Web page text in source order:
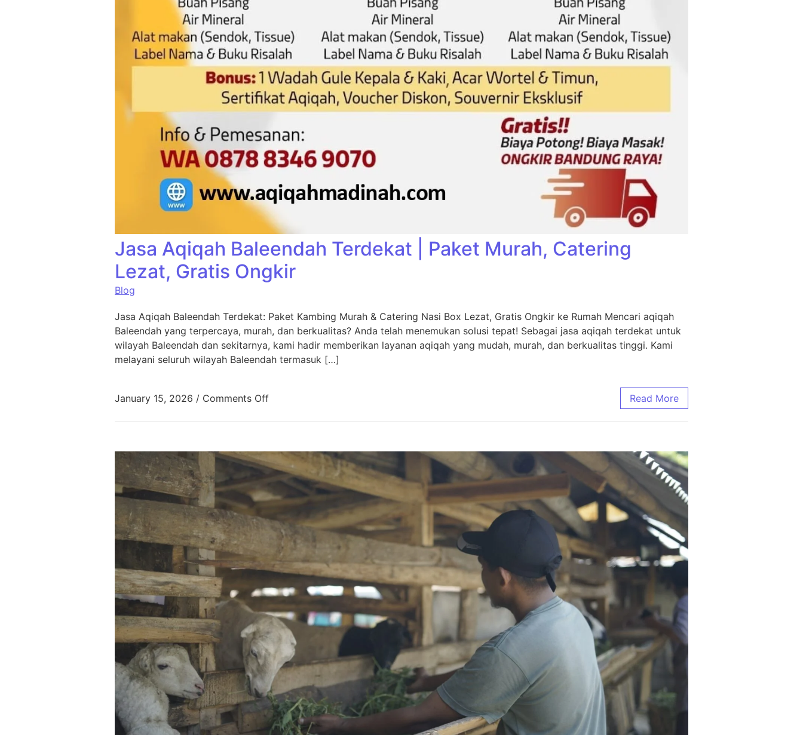
Jasa Aqiqah Baleendah Terdekat | Paket Murah, Catering
Lezat, Gratis Ongkir
Blog
Jasa Aqiqah Baleendah Terdekat: Paket Kambing Murah & Catering Nasi Box Lezat, Gratis Ongkir ke Rumah Mencari aqiqah
Baleendah yang terpercaya, murah, dan berkualitas? Anda telah menemukan solusi tepat! Sebagai jasa aqiqah terdekat untuk
wilayah Baleendah dan sekitarnya, kami hadir memberikan layanan aqiqah yang mudah, murah, dan berkualitas tinggi. Kami
melayani seluruh wilayah Baleendah termasuk […]
January 15, 2026 / Comments Off Read More